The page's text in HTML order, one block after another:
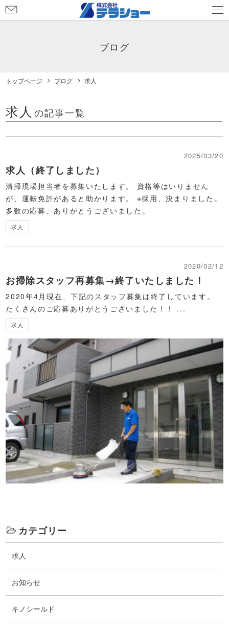
問
ブログ
トップページ ブログ 求人
求人 の記事一覧
2025/03/20
求人（終了しました）
清掃現場担当者を募集いたします。 資格等はいりません
が、運転免許があると助かります。 ※採用、決まりました。
多数の応募、ありがとうございました。
求人
2020/02/12
お掃除スタッフ再募集→終了いたしました！
2020年4月現在、下記のスタッフ募集は終了しています。
たくさんのご応募ありがとうございました！！ ...
求人
カテゴリー
求人
お知らせ
キノシールド